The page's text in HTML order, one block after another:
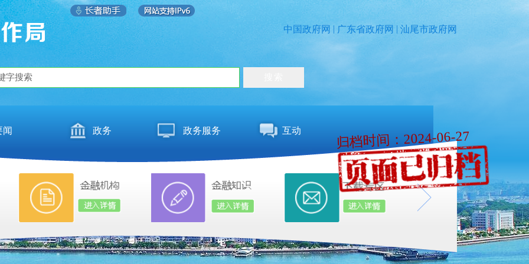
归档时间：2024-06-27
中国政府网 | 广东省政府网 | 汕尾市政府网
闻 政务 政务服务 互动